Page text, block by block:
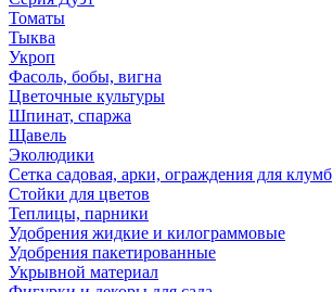
Томаты
Тыква
Укроп
Фасоль, бобы, вигна
Цветочные культуры
Шпинат, спаржа
Щавель
Эколюдики
Сетка садовая, арки, ограждения для клумб
Стойки для цветов
Теплицы, парники
Удобрения жидкие и килограммовые
Удобрения пакетированные
Укрывной материал